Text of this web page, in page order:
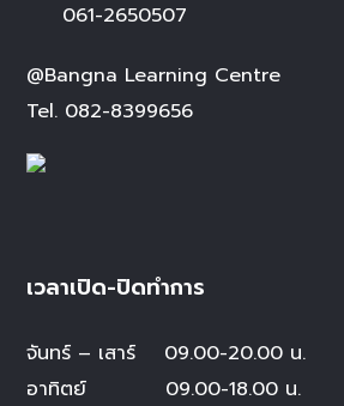
061-2650507
@Bangna Learning Centre
Tel. 082-8399656
เวลาเปิด-ปิดทำการ
จันทร์ – เสาร์
09.00-20.00 น.
อาทิตย์ 09.00-18.00 น.